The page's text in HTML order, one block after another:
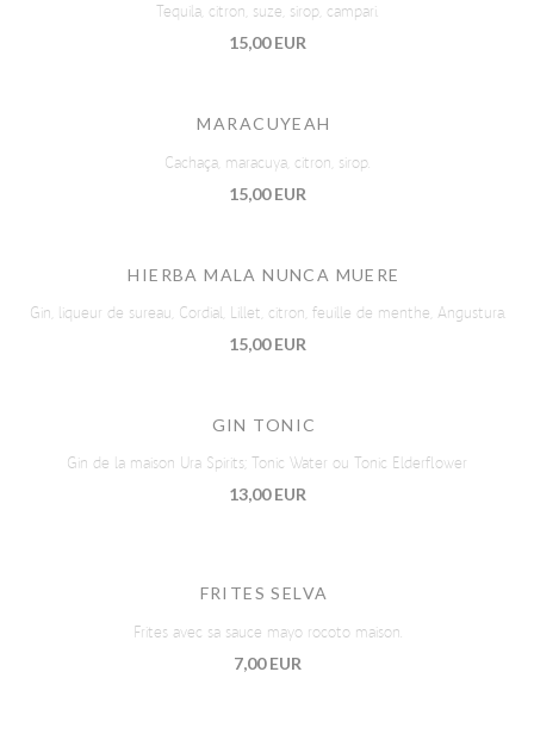
Tequila, citron, suze, sirop, campari.
15,00 EUR
MARACUYEAH
Cachaça, maracuya, citron, sirop.
15,00 EUR
HIERBA MALA NUNCA MUERE
Gin, liqueur de sureau, Cordial, Lillet, citron, feuille de menthe, Angustura.
15,00 EUR
GIN TONIC
Gin de la maison Ura Spirits; Tonic Water ou Tonic Elderflower
13,00 EUR
FRITES SELVA
Frites avec sa sauce mayo rocoto maison.
7,00 EUR